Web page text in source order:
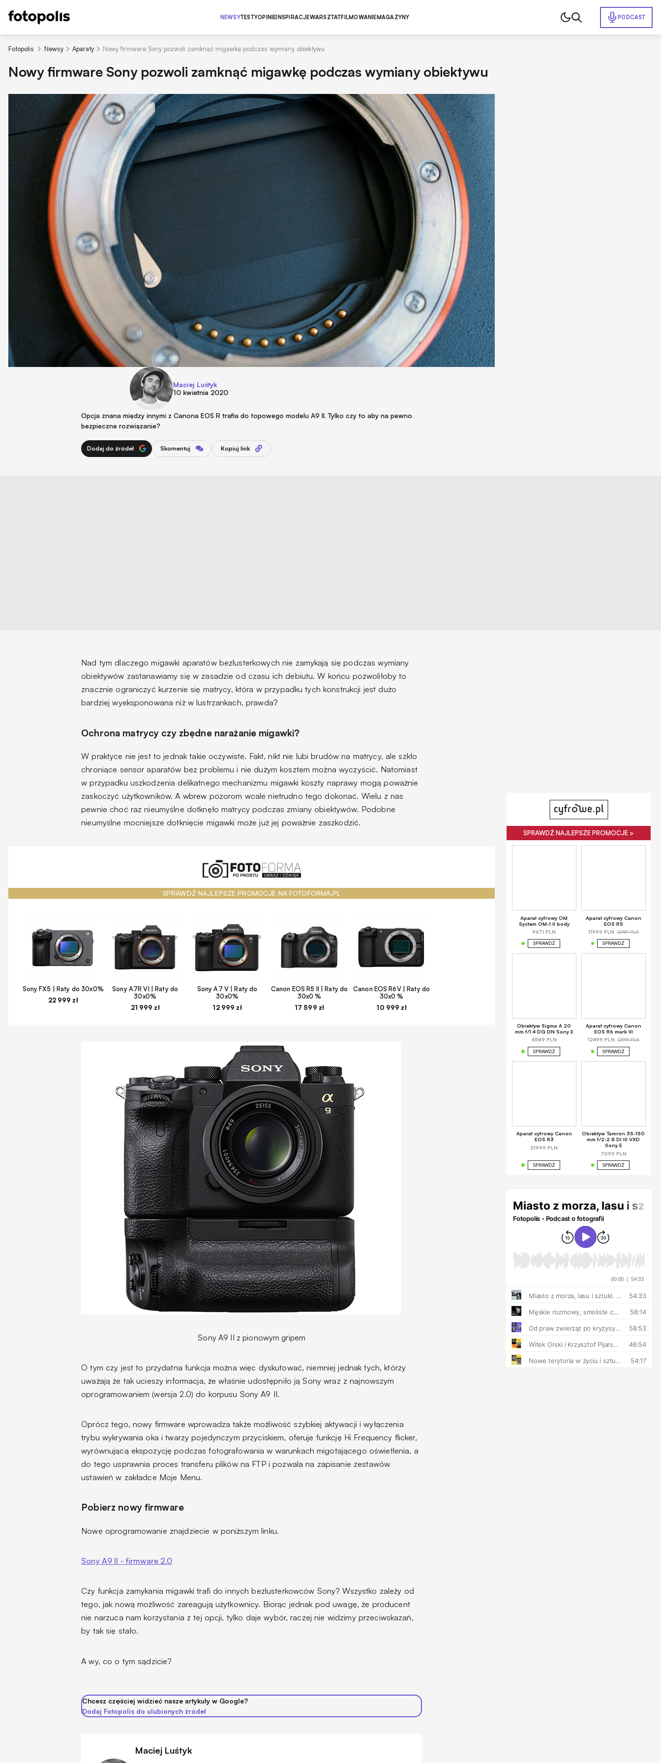
NEWSYTESTYOPINIEINSPIRACJEWARSZTATFILMOWANIEMAGAZYNY PODCAST
Fotopolis Newsy Aparaty Nowy firmware Sony pozwoli zamknąć migawkę podczas wymiany obiektywu
Nowy firmware Sony pozwoli zamknąć migawkę podczas wymiany obiektywu
Maciej Luśtyk
10 kwietnia 2020
Opcja znana między innymi z Canona EOS R trafia do topowego modelu A9 II. Tylko czy to aby na pewno
bezpieczne rozwiązanie?
Dodaj do źródeł Skomentuj Kopiuj link
Nad tym dlaczego migawki aparatów bezlusterkowych nie zamykają się podczas wymiany
obiektywów zastanawiamy się w zasadzie od czasu ich debiutu. W końcu pozwoliłoby to
znacznie ograniczyć kurzenie się matrycy, która w przypadku tych konstrukcji jest dużo
bardziej wyeksponowana niż w lustrzankach, prawda?
Ochrona matrycy czy zbędne narażanie migawki?
W praktyce nie jest to jednak takie oczywiste. Fakt, nikt nie lubi brudów na matrycy, ale szkło
chroniące sensor aparatów bez problemu i nie dużym kosztem można wyczyścić. Natomiast
w przypadku uszkodzenia delikatnego mechanizmu migawki koszty naprawy mogą poważnie
zaskoczyć użytkowników. A wbrew pozorom wcale nietrudno tego dokonać. Wielu z nas
pewnie choć raz nieumyślne dotknęło matrycy podczas zmiany obiektywów. Podobne
nieumyślne mocniejsze dotknięcie migawki może już jej poważnie zaszkodzić.
SPRAWDŹ NAJLEPSZE PROMOCJE NA FOTOFORMA.PL
Sony FX5 | Raty do 30x0%
22 999 zł
Sony A7R VI | Raty do
30x0%
21 999 zł
Sony A7 V | Raty do
30x0%
12 999 zł
Canon EOS R5 II | Raty do
30x0 %
17 599 zł
Canon EOS R6V | Raty do
30x0 %
10 999 zł
Sony A9 II z pionowym gripem
O tym czy jest to przydatna funkcja można więc dyskutować, niemniej jednak tych, którzy
uważają że tak ucieszy informacja, że właśnie udostępniło ją Sony wraz z najnowszym
oprogramowaniem (wersja 2.0) do korpusu Sony A9 II.
Oprócz tego, nowy firmware wprowadza także możliwość szybkiej aktywacji i wyłączenia
trybu wykrywania oka i twarzy pojedynczym przyciskiem, oferuje funkcję Hi Frequency flicker,
wyrównującą ekspozycję podczas fotografowania w warunkach migotającego oświetlenia, a
do tego usprawnia proces transferu plików na FTP i pozwala na zapisanie zestawów
ustawień w zakładce Moje Menu.
Pobierz nowy firmware
Nowe oprogramowanie znajdziecie w poniższym linku.
Sony A9 II - firmware 2.0
Czy funkcja zamykania migawki trafi do innych bezlusterkowców Sony? Wszystko zależy od
tego, jak nową możliwość zareagują użytkownicy. Biorąc jednak pod uwagę, że producent
nie narzuca nam korzystania z tej opcji, tylko daje wybór, raczej nie widzimy przeciwskazań,
by tak się stało.
A wy, co o tym sądzicie?
Chcesz częściej widzieć nasze artykuły w Google?
Dodaj Fotopolis do ulubionych źródeł
Maciej Luśtyk
SPRAWDŹ NAJLEPSZE PROMOCJE >
Aparat cyfrowy OM
System OM-1 II body
9671 PLN
SPRAWDŹ
Aparat cyfrowy Canon
EOS R5
11999 PLN 12989 PLN
SPRAWDŹ
Obiektyw Sigma A 20
mm f/1.4 DG DN Sony E
4589 PLN
SPRAWDŹ
Aparat cyfrowy Canon
EOS R6 mark III
12499 PLN 12999 PLN
SPRAWDŹ
Aparat cyfrowy Canon
EOS R3
21999 PLN
SPRAWDŹ
Obiektyw Tamron 35-150
mm f/2-2.8 DI III VXD
Sony E
7099 PLN
SPRAWDŹ